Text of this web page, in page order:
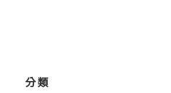
分類